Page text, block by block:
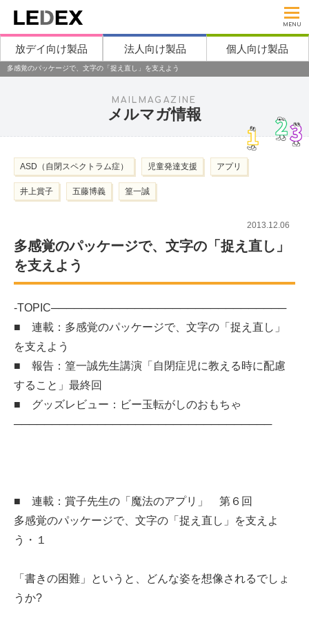
MENU
放デイ向け製品 法人向け製品 個人向け製品
多感覚のパッケージで、文字の「捉え直し」を支えよう
MAILMAGAZINE
メルマガ情報
ASD（自閉スペクトラム症） 児童発達支援 アプリ
井上賞子 五藤博義 篁一誠
2013.12.06
多感覚のパッケージで、文字の「捉え直し」
を支えよう
-TOPIC───────────────────────────────
■ 連載：多感覚のパッケージで、文字の「捉え直し」
を支えよう
■ 報告：篁一誠先生講演「自閉症児に教える時に配慮
すること」最終回
■ グッズレビュー：ビー玉転がしのおもちゃ
──────────────────────────────────
■ 連載：賞子先生の「魔法のアプリ」 第６回
多感覚のパッケージで、文字の「捉え直し」を支えよ
う・１
「書きの困難」というと、どんな姿を想像されるでしょ
うか?